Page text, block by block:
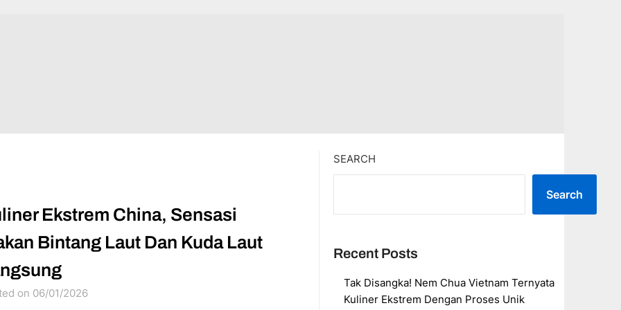
Ekstrem China, Sensasi
Bintang Laut Dan Kuda Laut
on 06/01/2026
SEARCH
Search
Recent Posts
Tak Disangka! Nem Chua Vietnam Ternyata
Kuliner Ekstrem Dengan Proses Unik